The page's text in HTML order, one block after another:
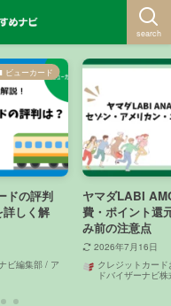
search
ビューカード
ドの評判
詳しく解
ビ編集部 / ア
ヤマダLABI
費・ポイント還
み前の注意点
2026年7月16日
クレジットカー
ドバイザーナビ株